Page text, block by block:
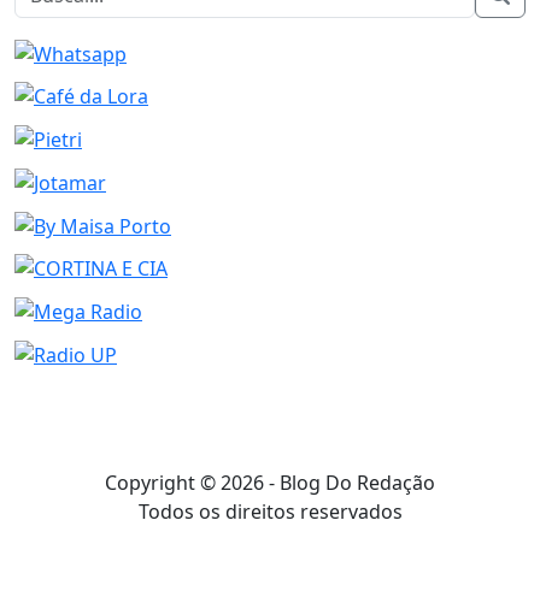
Copyright © 2026 - Blog Do Redação
Todos os direitos reservados